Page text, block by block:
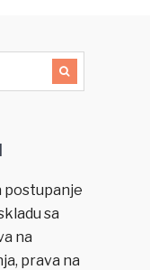
organizovanog
kriminala,
Hercegovini“
postupanje
sa
na
prava na